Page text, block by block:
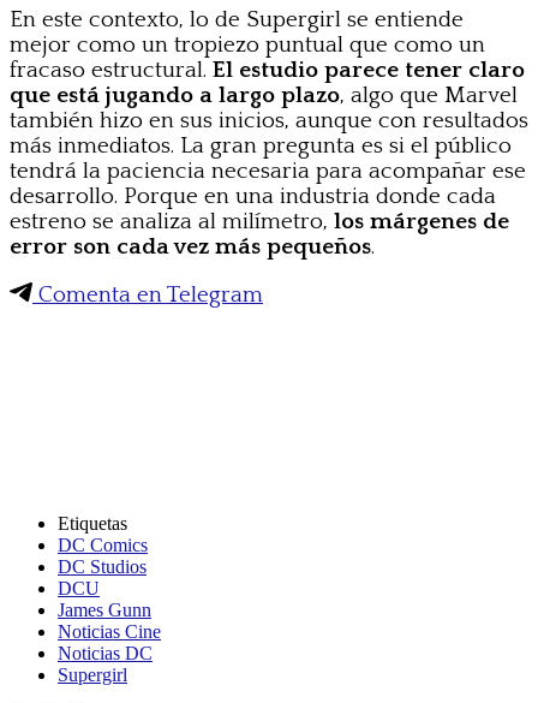
En este contexto, lo de Supergirl se entiende
mejor como un tropiezo puntual que como un
fracaso estructural. El estudio parece tener claro
que está jugando a largo plazo, algo que Marvel
también hizo en sus inicios, aunque con resultados
más inmediatos. La gran pregunta es si el público
tendrá la paciencia necesaria para acompañar ese
desarrollo. Porque en una industria donde cada
estreno se analiza al milímetro, los márgenes de
error son cada vez más pequeños.
Comenta en Telegram
Etiquetas
DC Comics
DC Studios
DCU
James Gunn
Noticias Cine
Noticias DC
Supergirl